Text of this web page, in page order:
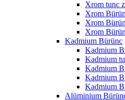
Xrom tunc
Xrom
Xrom
Xrom
Kadmium Bürünc
Kadmium
Kadmium
Kadmium
Kadmium
Kadmium
Alüminium